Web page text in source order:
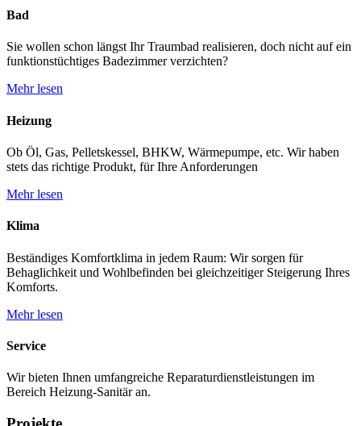
Bad
Sie wollen schon längst Ihr Traumbad realisieren, doch nicht auf ein
funktionstüchtiges Badezimmer verzichten?
Mehr lesen
Heizung
Ob Öl, Gas, Pelletskessel, BHKW, Wärmepumpe, etc. Wir haben
stets das richtige Produkt, für Ihre Anforderungen
Mehr lesen
Klima
Beständiges Komfortklima in jedem Raum: Wir sorgen für
Behaglichkeit und Wohlbefinden bei gleichzeitiger Steigerung Ihres
Komforts.
Mehr lesen
Service
Wir bieten Ihnen umfangreiche Reparaturdienstleistungen im
Bereich Heizung-Sanitär an.